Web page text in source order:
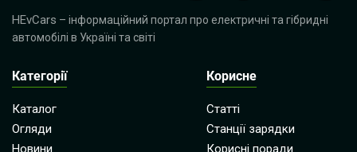
HEvCars – інформаційний портал про електричні та гібридні
автомобілі в Україні та світі
Категорії
Каталог
Огляди
Новини
Корисне
Статті
Станції зарядки
Корисні поради